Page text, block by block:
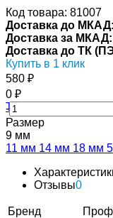
Код товара: 81007
Доставка до МКАД:
Доставка за МКАД:
Доставка до ТК
Купить в 1 клик
580 ₽
0 ₽
-
Размер
9 мм
11 мм 14 мм 18 мм
Отзывы0
Бренд